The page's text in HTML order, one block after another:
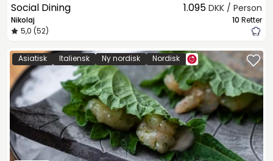
Social Dining
Nikolaj
5,0 (52)
1.095 DKK / Person
10 Retter
Asiatisk Italiensk Ny nordisk Nordisk